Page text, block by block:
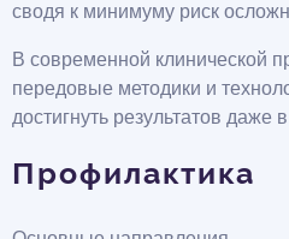
сводя к минимуму риск
В современной клинической
передовые методики и
достигнуть результатов даже
Профилактика